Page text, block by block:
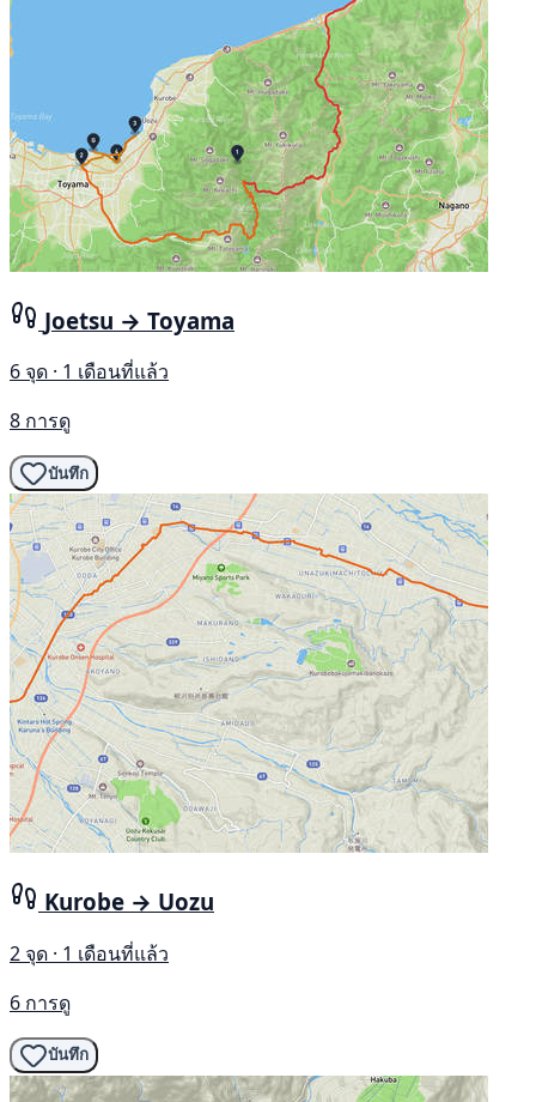
Joetsu → Toyama
6 จุด · 1 เดือนที่แล้ว
8 การดู
บันทึก
Kurobe → Uozu
2 จุด · 1 เดือนที่แล้ว
6 การดู
บันทึก